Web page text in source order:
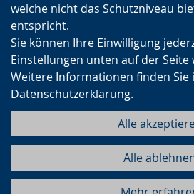
welche nicht das Schutzniveau
entspricht.
Sie können Ihre Einwilligung
Einstellungen unten auf der Seite
Weitere Informationen finden Sie
Datenschutzerklärung.
Alle
Alle